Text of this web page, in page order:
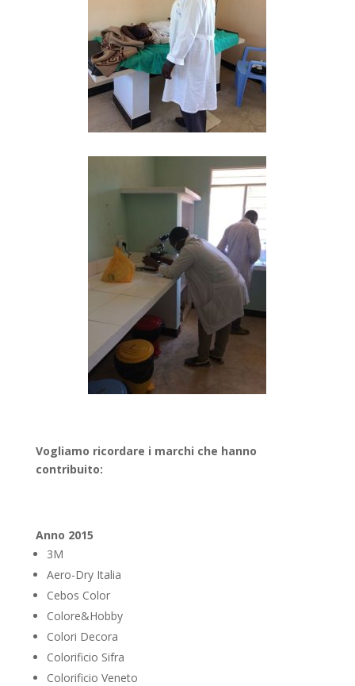
Vogliamo ricordare i marchi che hanno
contribuito:
Anno 2015
3M
Aero-Dry Italia
Cebos Color
Colore&Hobby
Colori Decora
Colorificio Sifra
Colorificio Veneto